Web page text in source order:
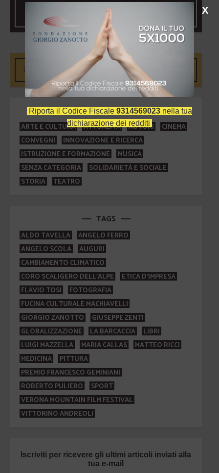
DONA IL TUO 5XMILLE
CATEGORIE
ARTE E CULTURA ATTUALITÀ AUTORI
CINEMA
CONVEGNI
INNOVAZIONE E RICERCA
ISTRUZIONE E FORMAZIONE
MUSICA
SENZA CATEGORIA
SOLIDARIETÀ E SOCIALE
STORIA
TEATRO
TAGS
ALDO TAVELLA
ANGELO FERRO
ANGELO SCOLA
AUGURI
CAMBIAMENTO CLIMATICO
CORO SCALIGERO DELL'ALPE
ETICA D'IMPRESA
FLAVIO TOSI
FOTOGRAFIA
FUCINA CULTURALE MACHIAVELLI
GIORGIO ZANOTTO
GIUSEPPE ZENTI
GLOBALIZZAZIONE
LA BARCACCIA
LIBRI
LUIGI MAZZELLA
MARIA CALLAS
MATTEO RICCI
MEDICINA
PITTURA
PREMIO FRANCESCO GEMINIANI
ROBERTO PULIERO
SPORT
VERONA MOUNTAIN FILM FESTIVAL
VITTORINO ANDREOLI
Iscriviti per ricevere gli ultimi articoli inviati alla
tua e-mail
Riporta il Codice Fiscale 9314569023 nella tua
dichiarazione dei redditi
X